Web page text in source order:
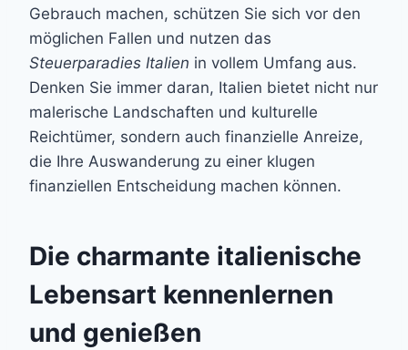
Gebrauch machen, schützen Sie sich vor den
möglichen Fallen und nutzen das
Steuerparadies Italien in vollem Umfang aus.
Denken Sie immer daran, Italien bietet nicht nur
malerische Landschaften und kulturelle
Reichtümer, sondern auch finanzielle Anreize,
die Ihre Auswanderung zu einer klugen
finanziellen Entscheidung machen können.
Die charmante italienische
Lebensart kennenlernen
und genießen